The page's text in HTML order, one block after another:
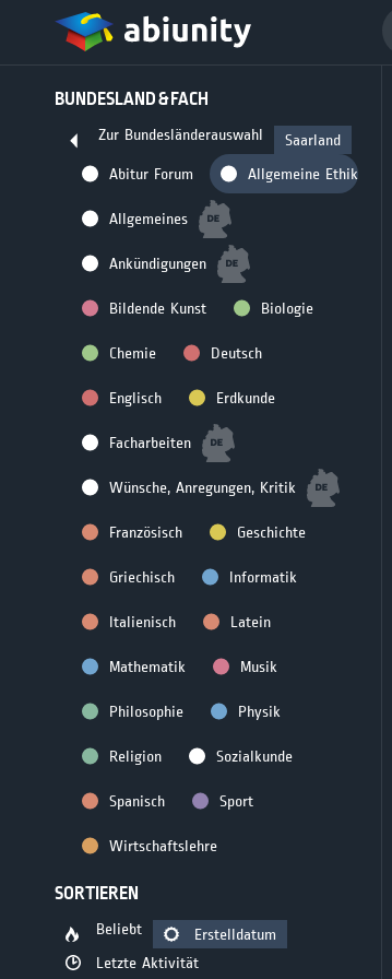
BUNDESLAND & FACH
Zur Bundesländerauswahl
Saarland
Abitur Forum
Allgemeine Ethik
Allgemeines
Ankündigungen
Bildende Kunst Biologie
Chemie Deutsch
Englisch Erdkunde
Facharbeiten
Wünsche, Anregungen, Kritik
Französisch Geschichte
Griechisch Informatik
Italienisch Latein
Mathematik Musik
Philosophie Physik
Religion Sozialkunde
Spanisch Sport
Wirtschaftslehre
SORTIEREN
Beliebt
Erstelldatum
Letzte Aktivität